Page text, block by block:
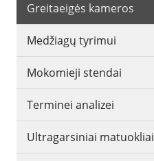
Greitaeigės kameros
Medžiagų tyrimui
Mokomieji stendai
Terminei analizei
Ultragarsiniai matuokliai